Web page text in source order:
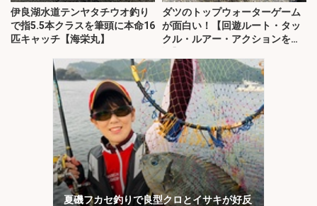
伊良湖水道テンヤタチウオ釣り
で指5.5本クラスを筆頭に本命16
匹キャッチ【海栄丸】
ダツのトップウォーターゲーム
が面白い！【回遊ルート・タッ
クル・ルアー・アクションを解
夏磯フカセ釣りで良型クロとイサキが好反